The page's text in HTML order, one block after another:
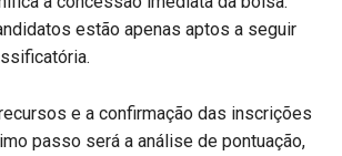
estão apenas aptos a seguir
e a confirmação das inscrições
passo será a análise de pontuação,